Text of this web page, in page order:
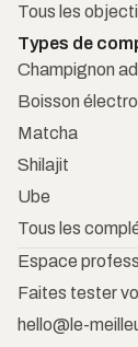
Tous les
Types de
Champignon
Boisson
Matcha
Shilajit
Ube
Tous les
Espace
Faites tester
hello@le-